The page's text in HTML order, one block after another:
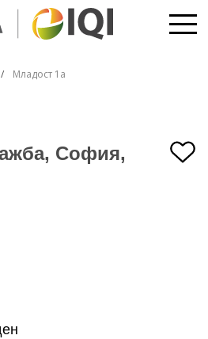
Младост 1а
София,